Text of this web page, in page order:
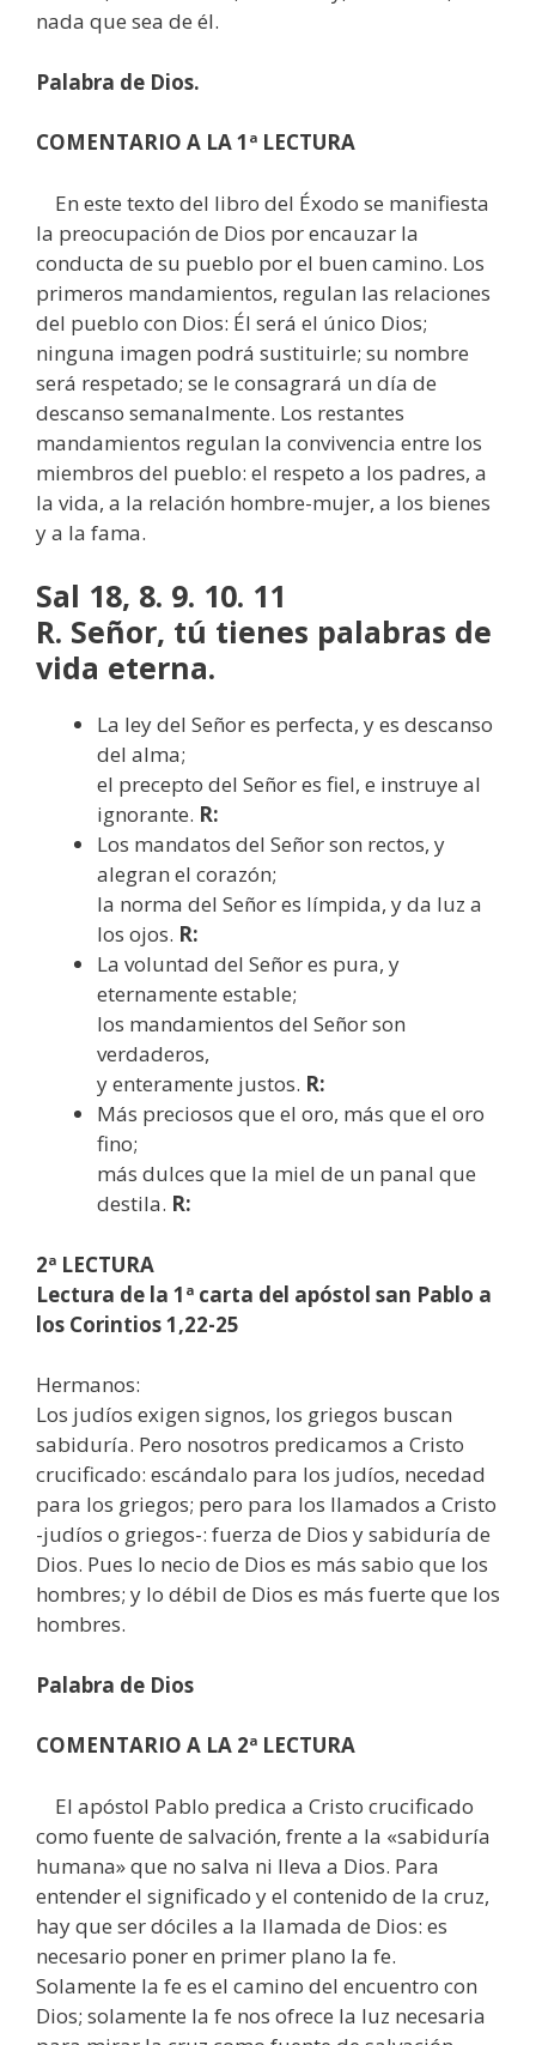
nada que sea de él.
Palabra de Dios.
COMENTARIO A LA 1ª LECTURA
En este texto del libro del Éxodo se manifiesta
la preocupación de Dios por encauzar la
conducta de su pueblo por el buen camino. Los
primeros mandamientos, regulan las relaciones
del pueblo con Dios: Él será el único Dios;
ninguna imagen podrá sustituirle; su nombre
será respetado; se le consagrará un día de
descanso semanalmente. Los restantes
mandamientos regulan la convivencia entre los
miembros del pueblo: el respeto a los padres, a
la vida, a la relación hombre-mujer, a los bienes
y a la fama.
Sal 18, 8. 9. 10. 11
R. Señor, tú tienes palabras de
vida eterna.
La ley del Señor es perfecta, y es descanso
del alma;
el precepto del Señor es fiel, e instruye al
ignorante. R:
Los mandatos del Señor son rectos, y
alegran el corazón;
la norma del Señor es límpida, y da luz a
los ojos. R:
La voluntad del Señor es pura, y
eternamente estable;
los mandamientos del Señor son
verdaderos,
y enteramente justos. R:
Más preciosos que el oro, más que el oro
fino;
más dulces que la miel de un panal que
destila. R:
2ª LECTURA
Lectura de la 1ª carta del apóstol san Pablo a
los Corintios 1,22-25
Hermanos:
Los judíos exigen signos, los griegos buscan
sabiduría. Pero nosotros predicamos a Cristo
crucificado: escándalo para los judíos, necedad
para los griegos; pero para los llamados a Cristo
-judíos o griegos-: fuerza de Dios y sabiduría de
Dios. Pues lo necio de Dios es más sabio que los
hombres; y lo débil de Dios es más fuerte que los
hombres.
Palabra de Dios
COMENTARIO A LA 2ª LECTURA
El apóstol Pablo predica a Cristo crucificado
como fuente de salvación, frente a la «sabiduría
humana» que no salva ni lleva a Dios. Para
entender el significado y el contenido de la cruz,
hay que ser dóciles a la llamada de Dios: es
necesario poner en primer plano la fe.
Solamente la fe es el camino del encuentro con
Dios; solamente la fe nos ofrece la luz necesaria